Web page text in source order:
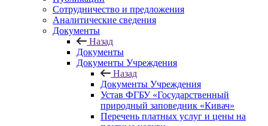
Сотрудничество и предложения
Аналитические сведения
Документы
Назад
Документы
Документы Учреждения
Назад
Документы Учреждения
Устав ФГБУ «Государственный
природный заповедник «Кивач»
Перечень платных услуг и цены на